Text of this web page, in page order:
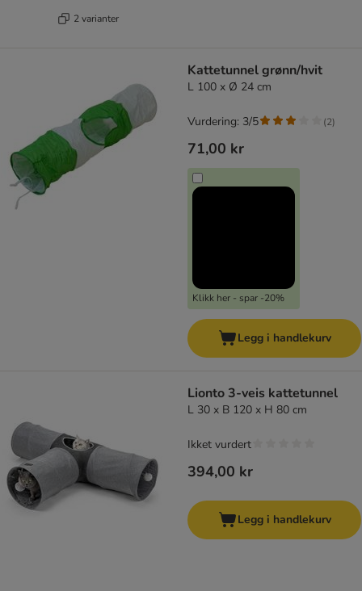
2 varianter
Kattetunnel grønn/hvit
L 100 x Ø 24 cm
71,00 kr
Klikk her - spar -20%
Vurdering: 3/5 (2)
Legg i handlekurv
Lionto 3-veis kattetunnel
L 30 x B 120 x H 80 cm
394,00 kr
Ikket vurdert
Legg i handlekurv